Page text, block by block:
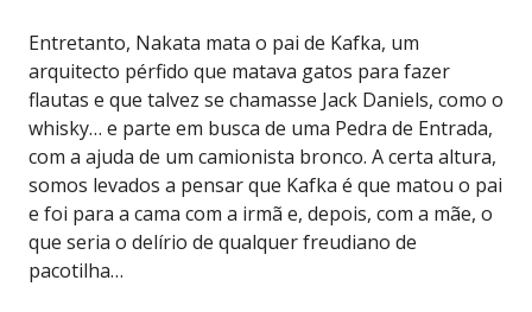
Entretanto, Nakata mata o pai de Kafka, um
arquitecto pérfido que matava gatos para fazer
flautas e que talvez se chamasse Jack Daniels, como o
whisky… e parte em busca de uma Pedra de Entrada,
com a ajuda de um camionista bronco. A certa altura,
somos levados a pensar que Kafka é que matou o pai
e foi para a cama com a irmã e, depois, com a mãe, o
que seria o delírio de qualquer freudiano de
pacotilha…